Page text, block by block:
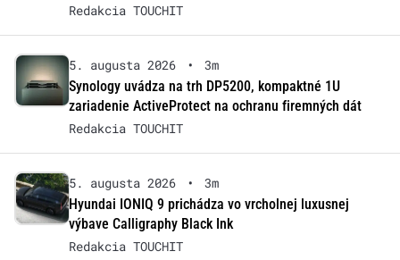
Redakcia TOUCHIT
5. augusta 2026 •
3m
Synology uvádza na trh DP5200, kompaktné 1U
zariadenie ActiveProtect na ochranu firemných dát
Redakcia TOUCHIT
5. augusta 2026 •
3m
Hyundai IONIQ 9 prichádza vo vrcholnej luxusnej
výbave Calligraphy Black Ink
Redakcia TOUCHIT